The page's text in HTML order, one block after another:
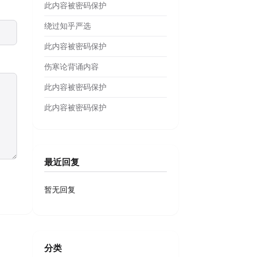
此内容被密码保护
绕过知乎严选
此内容被密码保护
伤寒论背诵内容
此内容被密码保护
此内容被密码保护
最近回复
暂无回复
分类